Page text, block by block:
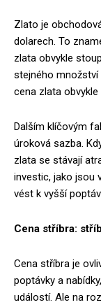
Zlato je
dolarech. To
zlata obvykle
stejného množství
cena zlata obvykle
Dalším klíčovým
úroková sazba.
zlata se stávají
investic, jako jsou
vést k vyšší
Cena stříbra:
Cena stříbra je
poptávky a
událostí. Ale na